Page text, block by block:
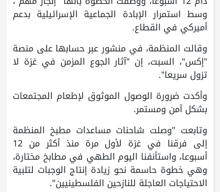
وسط استمرار الإبادة الجماعية الإسرائيلية بدعم
أميركي في القطاع.
وقالت المنظمة، في منشور عبر حسابها على منصة
"إكس"، السبت، إن "آثار الجوع المزمن في غزة لا
تزول سريعا".
وأكدت ضرورة الوصول الموثوق لإطعام المجتمعات
بشكل آمن ومستمر.
وتابعت "وصلت شاحنات مساعدات مطبخ المنظمة
إلى فرقنا في غزة لأول مرة منذ أكثر من 12
أسبوعا، واستأنفنا اليوم الطهي في مطابخ مختارة،
وهي خطوة حاسمة نحو زيادة إنتاج الوجبات لتلبية
الاحتياجات العاجلة للنازحين الفلسطينيين".